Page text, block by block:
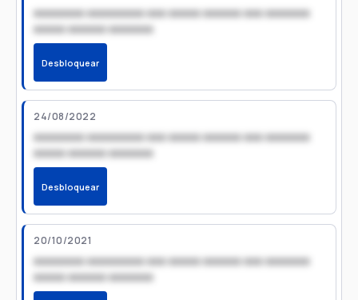
xxxxxxxx xxxxxxxxx xxx xxxxx xxxxxx xxx xxxxxxx
xxxxx xxxxxx xxxxxxx
Desbloquear
24/08/2022
xxxxxxxx xxxxxxxxx xxx xxxxx xxxxxx xxx xxxxxxx
xxxxx xxxxxx xxxxxxx
Desbloquear
20/10/2021
xxxxxxxx xxxxxxxxx xxx xxxxx xxxxxx xxx xxxxxxx
xxxxx xxxxxx xxxxxxx